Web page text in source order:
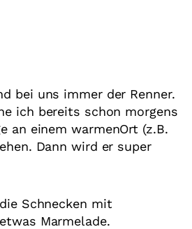
bei uns immer der Renner.
ich bereits schon morgens
an einem warmenOrt (z.B.
Dann wird er super
Schnecken mit
Marmelade.